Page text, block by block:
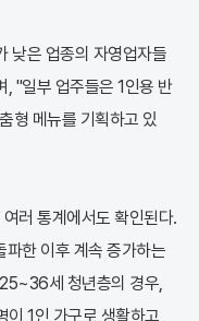
낮은 업종의 자영업자들
, "일부 업주들은 1인용 반
형 메뉴를 기획하고 있
러 통계에서도 확인된다.
한 이후 계속 증가하는
세 청년층의 경우,
이 1인 가구로 생활하고